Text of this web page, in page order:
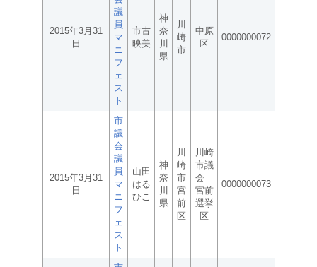
2015年3月31
日
議
員
マ
ニ
フ
ェ
ス
ト
市古
映美
神
奈
川
県
川
崎
市
中原
区
0000000072
2015年3月31
日
市
議
会
議
員
マ
ニ
フ
ェ
ス
ト
山田
はる
ひこ
神
奈
川
県
川
崎
市
宮
前
区
川崎
市議
会
宮前
選挙
区
0000000073